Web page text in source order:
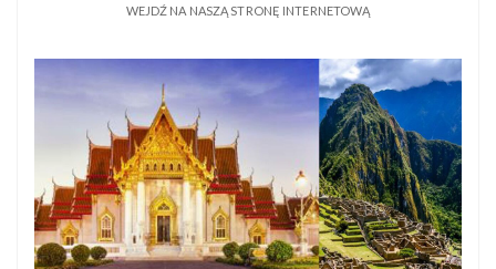
WEJDŹ NA NASZĄ STRONĘ INTERNETOWĄ